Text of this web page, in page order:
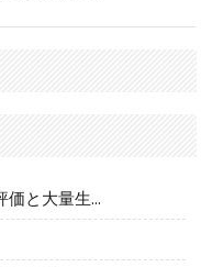
CNC Tech 国产線維コンポーネント評価と大量生産適合ガイド